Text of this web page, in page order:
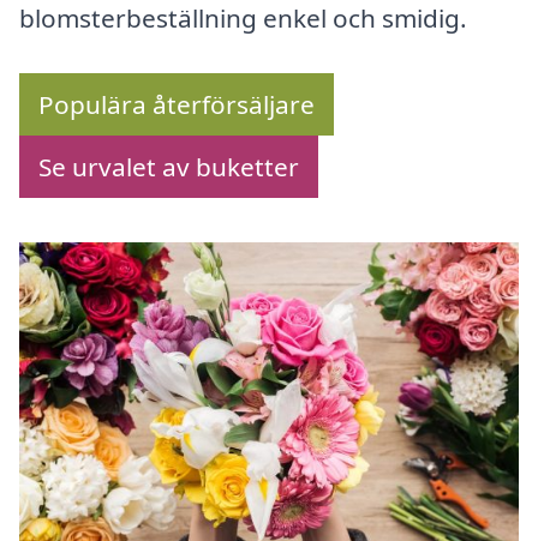
blomsterbeställning enkel och smidig.
Populära återförsäljare
Se urvalet av buketter